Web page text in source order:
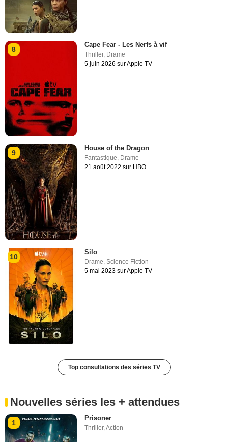
8
Cape Fear - Les Nerfs à vif
Thriller, Drame
5 juin 2026 sur Apple TV
9
House of the Dragon
Fantastique, Drame
21 août 2022 sur HBO
10
Silo
Drame ,Science Fiction
5 mai 2023 sur Apple TV
Top consultations des séries TV
Nouvelles séries les + attendues
1
Prisoner
Thriller,Action